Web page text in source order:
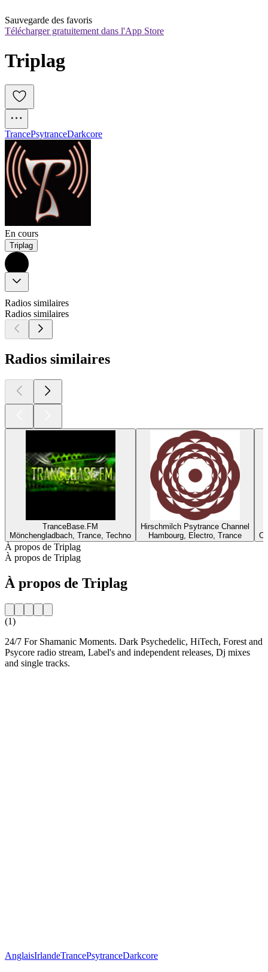
Sauvegarde des favoris
Télécharger gratuitement dans l'App Store
Triplag
TrancePsytranceDarkcore
En cours
Triplag
Radios similaires
Radios similaires
Radios similaires
TranceBase.FM
Mönchengladbach, Trance, Techno
Hirschmilch Psytrance Channel
Hambourg, Electro, Trance
À propos de Triplag
À propos de Triplag
À propos de Triplag
(1)
24/7 For Shamanic Moments. Dark Psychedelic, HiTech, Forest and
Psycore radio stream, Label's and independent releases, Dj mixes
and single tracks.
AnglaisIrlandeTrancePsytranceDarkcore